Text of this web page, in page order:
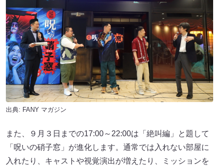
出典: FANY マガジン
また、９月３日までの17:00～22:00は「絶叫編」と題して
「呪いの硝子窓」が進化します。通常では入れない部屋に
入れたり、キャストや視覚演出が増えたり、ミッションを